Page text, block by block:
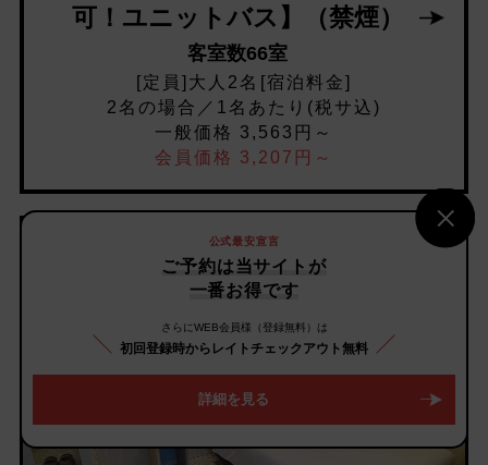
公式最安宣言
ご予約は当サイトが
一番お得です
さらにWEB会員様（登録無料）は
初回登録時からレイトチェックアウト無料
詳細を見る
可！ユニットバス】（禁煙）
客室数66室
[定員]大人2名[宿泊料金]
2名の場合／1名あたり(税サ込)
一般価格 3,563円～
会員価格 3,207円～